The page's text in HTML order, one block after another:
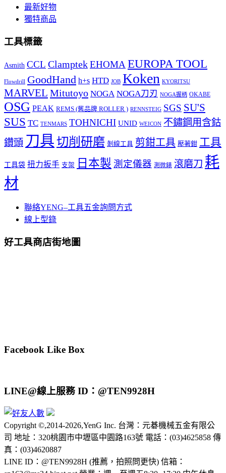
最新好物
獨特商品
工具標籤
Asmith CCL ClamptekEHOMA EUROPA TOOL
Flowdrill GoodHand h+s HTD JOB Koken KYORITSU
MARVEL Mitutoyo NOGA NOGA刀刃 NOGA握柄 OKABE
OSG PEAK REMS (舊品牌 ROLLER ) RENNSTEIG SGS SU'S
SUS TC TENMARS TOHNICHI UNID WEICON 不鏽鋼用含鈷
鑽頭 刀具切削研磨 剝線工具 剪鉗工具 壓著鉗 工具
工具袋 扭力扳手 支架 日本製 測定儀器 測微錶 滾磨刀 耗
材
聯絡YENG–工具五金詢問方式
線上型錄
好工具商店街地圖
Facebook Like Box
LINE@線上服務 ID：@TEN9928H
Copyright ©,2014-2026,YenG Inc. 台灣：元碁機械五金有限公
司 地址：320桃園市中壢區中園路163號 電話：(03)4625858 傳
真：(03)4620887
LINE ID：@TEN9928H (推薦，拍照問更快) 信箱：